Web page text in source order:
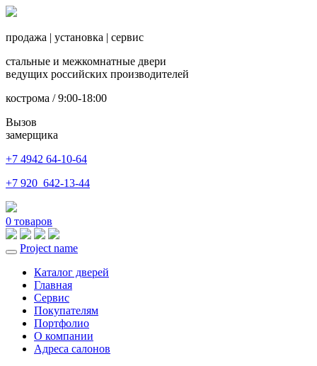
продажа | установка | сервис
стальные и межкомнатные двери
ведущих российских производителей
кострома / 9:00-18:00
Вызов
замерщика
+7 4942 64-10-64
+7 920 642-13-44
0 товаров
Toggle
navigation
Project name
Каталог дверей
Главная
Сервис
Покупателям
Портфолио
О компании
Адреса салонов